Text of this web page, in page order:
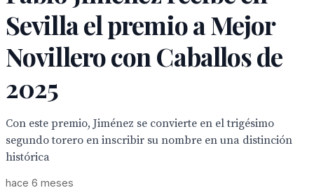
Sevilla el premio a Mejor
Novillero con Caballos de
2025
Con este premio, Jiménez se convierte en el trigésimo
segundo torero en inscribir su nombre en una distinción
histórica
hace 6 meses